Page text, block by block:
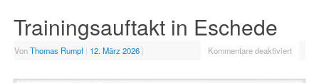
Trainingsauftakt in Eschede
VonThomas Rumpf | 12. März 2026 | Kommentare deaktiviert